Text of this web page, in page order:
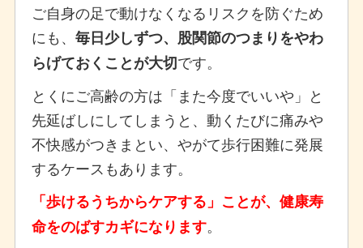
ご自身の足で動けなくなるリスクを防ぐため
にも、 毎日少しずつ、股関節のつまりをやわ
らげておくことが大切です。
とくにご高齢の方は「また今度でいいや」と
先延ばしにしてしまうと、動くたびに痛みや
不快感がつきまとい、やがて歩行困難に発展
するケースもあります。
「歩けるうちからケアする」ことが、健康寿
命をのばすカギになります。